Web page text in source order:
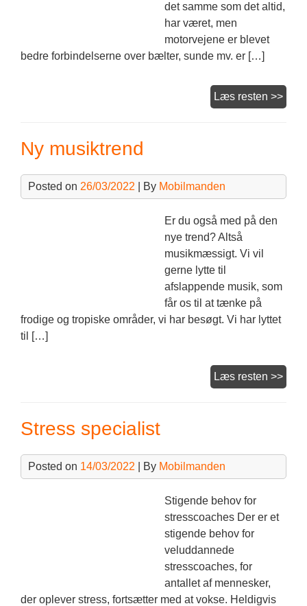
det samme som det altid,
har været, men
motorvejene er blevet
bedre forbindelserne over bælter, sunde mv. er […]
Læs resten >>
Ny musiktrend
Posted on 26/03/2022 | By Mobilmanden
Er du også med på den
nye trend? Altså
musikmæssigt. Vi vil
gerne lytte til
afslappende musik, som
får os til at tænke på
frodige og tropiske områder, vi har besøgt. Vi har lyttet
til […]
Læs resten >>Ny
Stress specialist
Posted on 14/03/2022 | By Mobilmanden
Stigende behov for
stresscoaches Der er et
stigende behov for
veluddannede
stresscoaches, for
antallet af mennesker,
der oplever stress, fortsætter med at vokse. Heldigvis